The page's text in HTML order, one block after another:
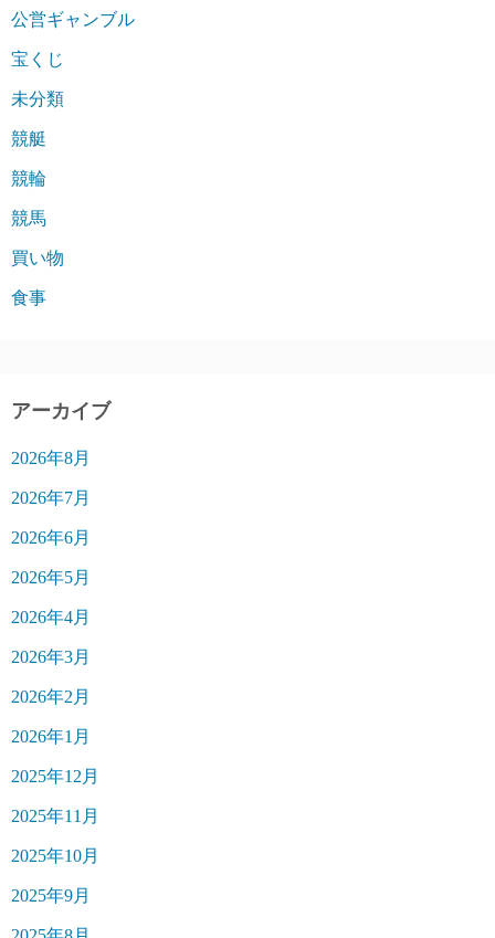
公営ギャンブル
宝くじ
未分類
競艇
競輪
競馬
買い物
食事
アーカイブ
2026年8月
2026年7月
2026年6月
2026年5月
2026年4月
2026年3月
2026年2月
2026年1月
2025年12月
2025年11月
2025年10月
2025年9月